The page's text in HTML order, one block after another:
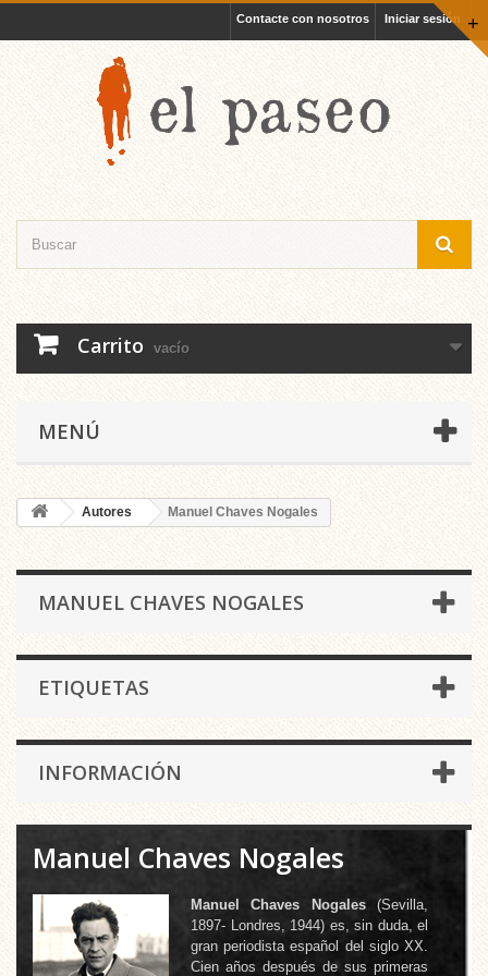
+
Iniciar sesión
Contacte con nosotros
Carrito vacío
MENÚ
Autores Manuel Chaves Nogales
MANUEL CHAVES NOGALES
ETIQUETAS
INFORMACIÓN
Manuel Chaves Nogales
Manuel Chaves Nogales (Sevilla,
1897- Londres, 1944) es, sin duda, el
gran periodista español del siglo XX.
Cien años después de sus primeras